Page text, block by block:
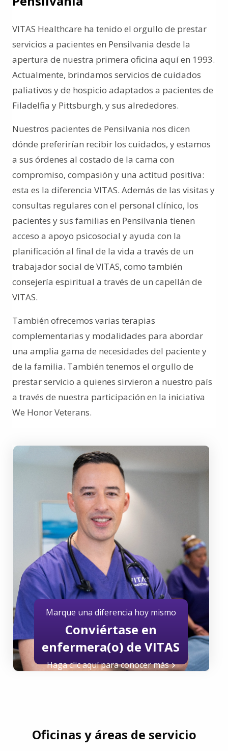
VITAS Healthcare ha tenido el orgullo de prestar
servicios a pacientes en Pensilvania desde la
apertura de nuestra primera oficina aquí en 1993.
Actualmente, brindamos servicios de cuidados
paliativos y de hospicio adaptados a pacientes de
Filadelfia y Pittsburgh, y sus alrededores.
Nuestros pacientes de Pensilvania nos dicen
dónde preferirían recibir los cuidados, y estamos
a sus órdenes al costado de la cama con
compromiso, compasión y una actitud positiva:
esta es la diferencia VITAS. Además de las visitas y
consultas regulares con el personal clínico, los
pacientes y sus familias en Pensilvania tienen
acceso a apoyo psicosocial y ayuda con la
planificación al final de la vida a través de un
trabajador social de VITAS, como también
consejería espiritual a través de un capellán de
VITAS.
También ofrecemos varias terapias
complementarias y modalidades para abordar
una amplia gama de necesidades del paciente y
de la familia. También tenemos el orgullo de
prestar servicio a quienes sirvieron a nuestro país
a través de nuestra participación en la iniciativa
We Honor Veterans.
Marque una diferencia hoy mismo
Conviértase en
enfermera(o) de VITAS
Haga clic aquí para conocer más
Oficinas y áreas de servicio